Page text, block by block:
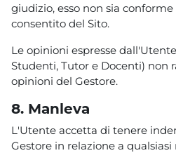
giudizio, esso non sia
consentito del Sito.
Le opinioni espresse
Studenti, Tutor e Docenti) non
opinioni del Gestore.
8. Manleva
L'Utente accetta di tenere
Gestore in relazione a